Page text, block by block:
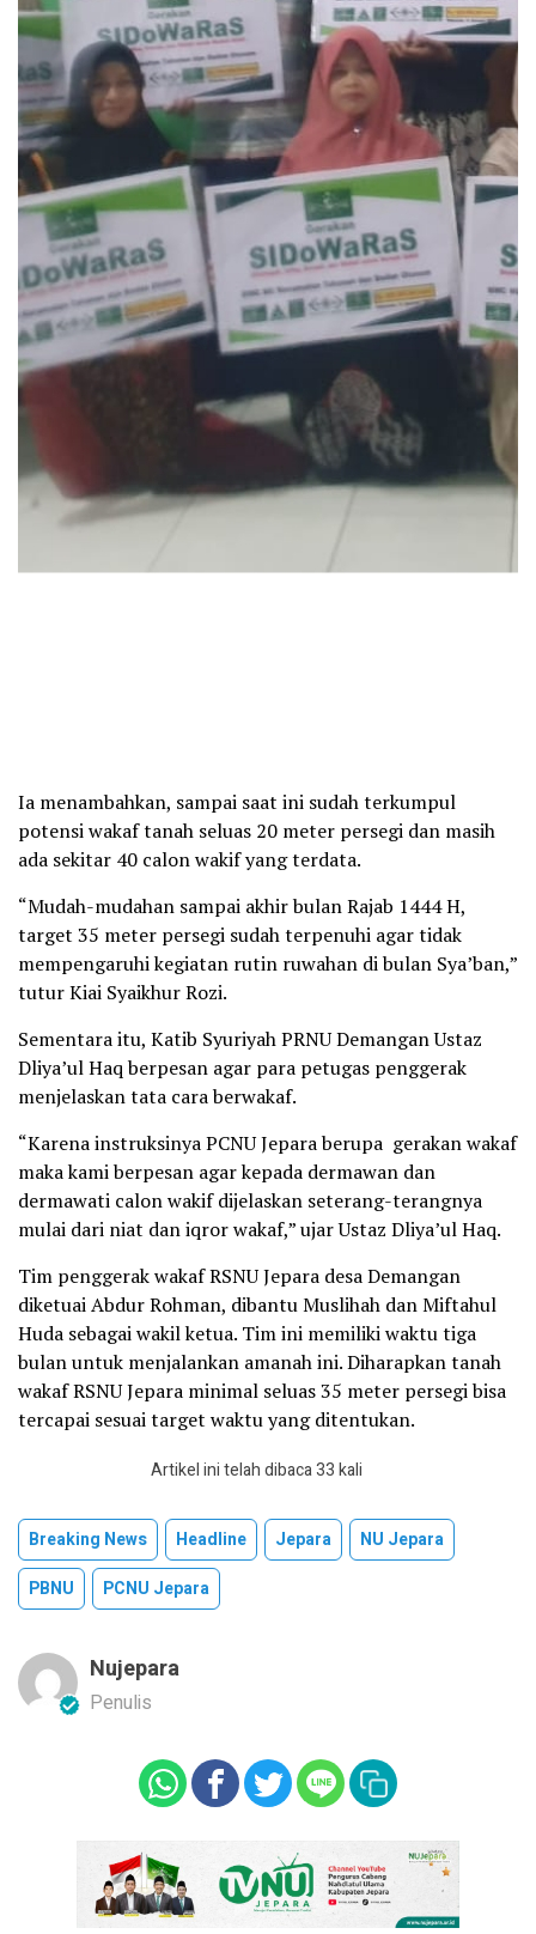
Ia menambahkan, sampai saat ini sudah terkumpul
potensi wakaf tanah seluas 20 meter persegi dan masih
ada sekitar 40 calon wakif yang terdata.
“Mudah-mudahan sampai akhir bulan Rajab 1444 H,
target 35 meter persegi sudah terpenuhi agar tidak
mempengaruhi kegiatan rutin ruwahan di bulan Sya’ban,”
tutur Kiai Syaikhur Rozi.
Sementara itu, Katib Syuriyah PRNU Demangan Ustaz
Dliya’ul Haq berpesan agar para petugas penggerak
menjelaskan tata cara berwakaf.
“Karena instruksinya PCNU Jepara berupa gerakan wakaf
maka kami berpesan agar kepada dermawan dan
dermawati calon wakif dijelaskan seterang-terangnya
mulai dari niat dan iqror wakaf,” ujar Ustaz Dliya’ul Haq.
Tim penggerak wakaf RSNU Jepara desa Demangan
diketuai Abdur Rohman, dibantu Muslihah dan Miftahul
Huda sebagai wakil ketua. Tim ini memiliki waktu tiga
bulan untuk menjalankan amanah ini. Diharapkan tanah
wakaf RSNU Jepara minimal seluas 35 meter persegi bisa
tercapai sesuai target waktu yang ditentukan.
Artikel ini telah dibaca 33 kali
Breaking News Headline Jepara
NU Jepara
PBNU
PCNU Jepara
Nujepara
Penulis